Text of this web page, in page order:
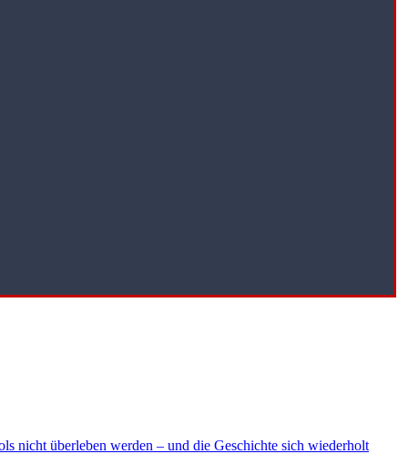
nicht überleben werden – und die Geschichte sich wiederholt